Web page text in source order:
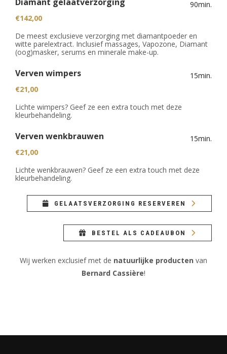
90min.
€142,00
De meest exclusieve verzorging met diamantpoeder en
witte parelextract. Inclusief massages, Vapozone, Diamant
(oog)masker, serums en minerale make-up.
Verven wimpers
15min.
€21,00
Lichte wimpers? Geef ze een extra touch met deze
kleurbehandeling.
Verven wenkbrauwen
15min.
€21,00
Lichte wenkbrauwen? Geef ze een extra touch met deze
kleurbehandeling.
GELAATSVERZORGING RESERVEREN
BESTEL ALS CADEAUBON
Wij werken exclusief met de natuurlijke producten van
Bernard Cassière!